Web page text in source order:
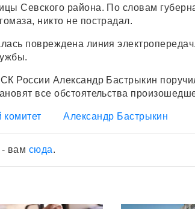
Севского района. По словам
никто не пострадал.
повреждена линия
России Александр Бастрыкин
все обстоятельства
комитет Александр Бастрыкин
- вам сюда.